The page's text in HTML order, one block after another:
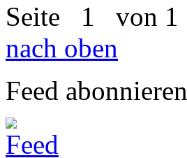
Seite 1 von 1
nach oben
Feed abonnieren